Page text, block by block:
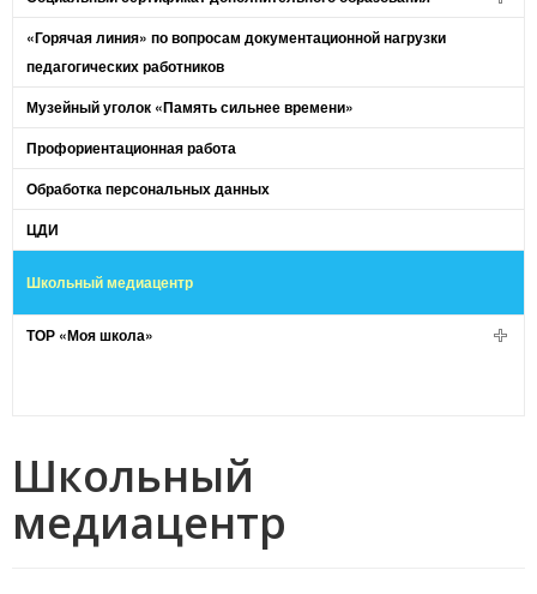
«Горячая линия» по вопросам документационной нагрузки
педагогических работников
Музейный уголок «Память сильнее времени»
Профориентационная работа
Обработка персональных данных
ЦДИ
Школьный медиацентр
ТОР «Моя школа»
Школьный
медиацентр